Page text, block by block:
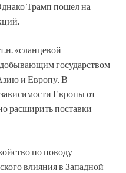
Трамп пошел на
«сланцевой
государством
и Европу. В
Европы от
расширить поставки
по поводу
влияния в Западной